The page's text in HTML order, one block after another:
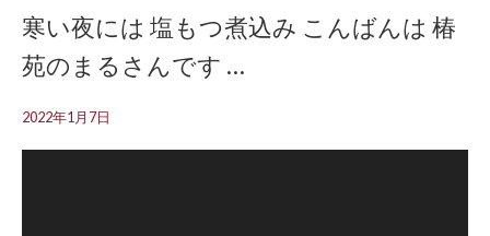
寒い夜には️ 塩もつ煮込み こんばんは 椿
苑のまるさんです …
2022年1月7日